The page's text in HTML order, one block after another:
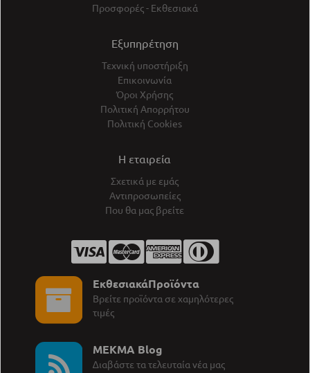
Προσφορές - Εκθεσιακά
Εξυπηρέτηση
Τεχνική υποστήριξη
Επικοινωνία
Όροι Χρήσης
Πολιτική Απορρήτου
Πολιτική Cookies
Η εταιρεία
Σχετικά με εμάς
Αντιπροσωπείες
Που θα μας βρείτε
ΕκθεσιακάΠροϊόντα
Βρείτε προϊόντα σε χαμηλότερες
τιμές
MEKMA Blog
∆ιαβάστε τα τελευταία νέα μας